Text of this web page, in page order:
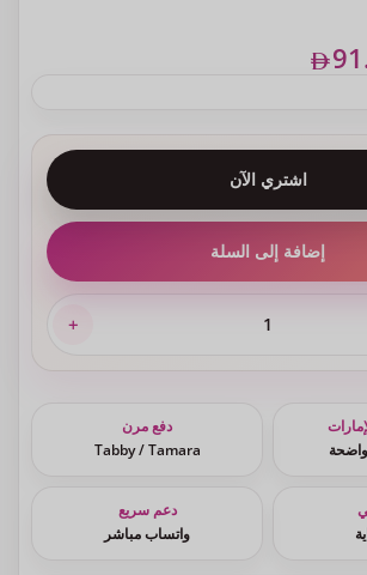
إضافة إلى السلة
اشتري الآن
دفع مرن
Tabby / Tamara
دعم سريع
واتساب مباشر